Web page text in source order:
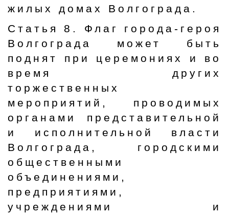
жилых домах Волгограда.
Статья 8. Флаг города-героя
Волгограда может быть
поднят при церемониях и во
время других
торжественных
мероприятий, проводимых
органами представительной
и исполнительной власти
Волгограда, городскими
общественными
объединениями,
предприятиями,
учреждениями и